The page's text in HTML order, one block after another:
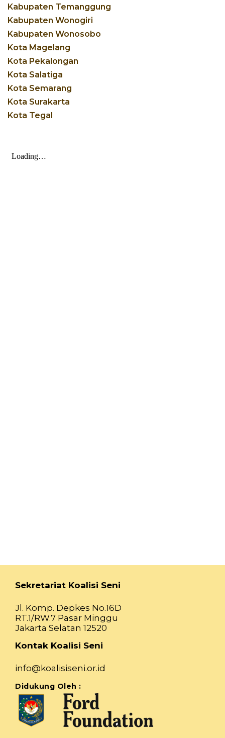
Kabupaten Temanggung
Kabupaten Wonogiri
Kabupaten Wonosobo
Kota Magelang
Kota Pekalongan
Kota Salatiga
Kota Semarang
Kota Surakarta
Kota Tegal
Sekretariat Koalisi Seni
Jl. Komp. Depkes No.16D
RT.1/RW.7 Pasar Minggu
Jakarta Selatan 12520
Kontak Koalisi Seni
info@koalisiseni.or.id
Didukung Oleh :